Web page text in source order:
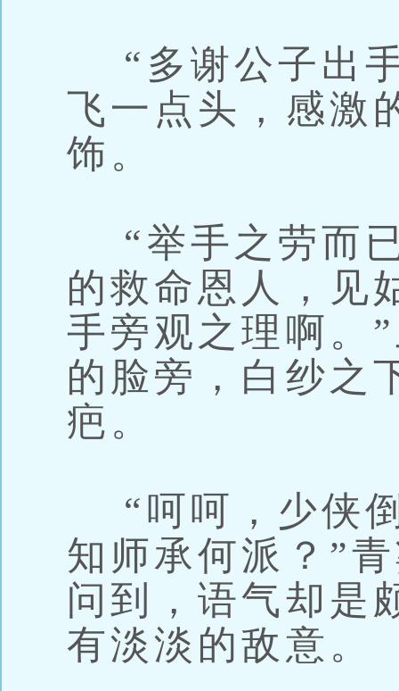
“多谢公子出
飞一点头，感激
饰。
“举手之劳而
的救命恩人，见
手旁观之理啊。
的脸旁，白纱之
疤。
“呵呵，少侠
知师承何派？”
问到，语气却是
有淡淡的敌意。